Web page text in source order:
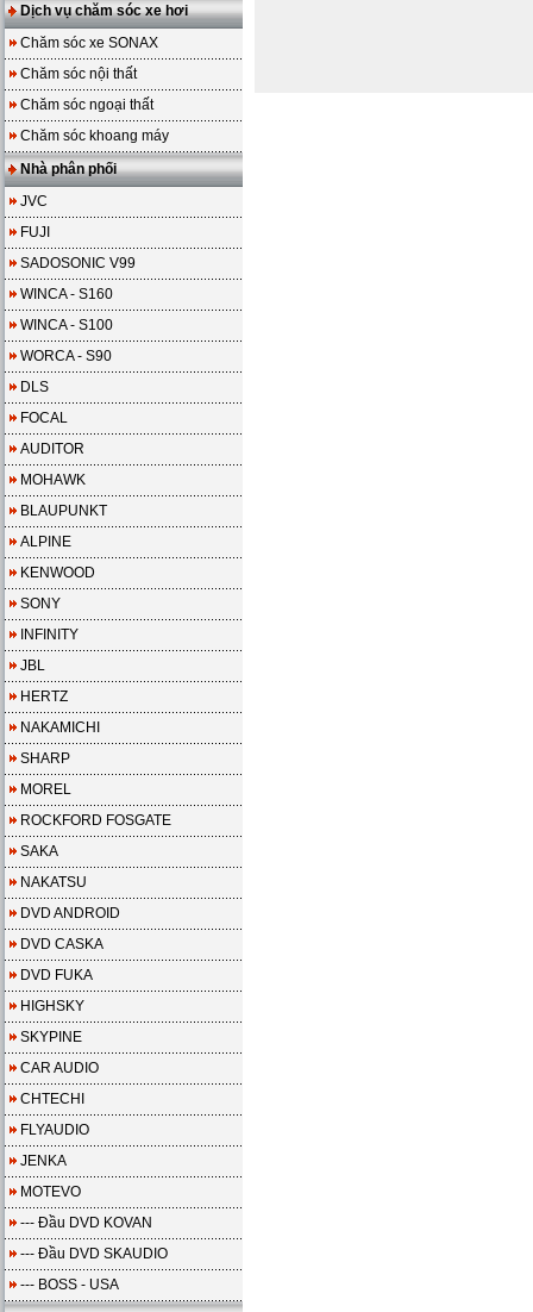
Dịch vụ chăm sóc xe hơi
Chăm sóc xe SONAX
Chăm sóc nội thất
Chăm sóc ngoại thất
Chăm sóc khoang máy
Nhà phân phối
JVC
FUJI
SADOSONIC V99
WINCA - S160
WINCA - S100
WORCA - S90
DLS
FOCAL
AUDITOR
MOHAWK
BLAUPUNKT
ALPINE
KENWOOD
SONY
INFINITY
JBL
HERTZ
NAKAMICHI
SHARP
MOREL
ROCKFORD FOSGATE
SAKA
NAKATSU
DVD ANDROID
DVD CASKA
DVD FUKA
HIGHSKY
SKYPINE
CAR AUDIO
CHTECHI
FLYAUDIO
JENKA
MOTEVO
--- Đầu DVD KOVAN
--- Đầu DVD SKAUDIO
--- BOSS - USA